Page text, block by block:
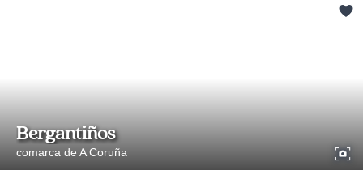
Bergantiños
comarca de A Coruña